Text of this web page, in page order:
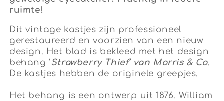
ruimte!
Dit vintage kastjes zijn professioneel
gerestaureerd en voorzien van een nieuw
design. Het blad is bekleed met het design
behang 'Strawberry Thief’ van Morris & Co.
De kastjes hebben de originele greepjes.
Het behang is een ontwerp uit 1876. William